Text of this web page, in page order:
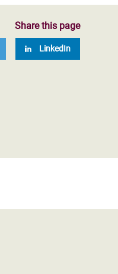
Share this page
LinkedIn